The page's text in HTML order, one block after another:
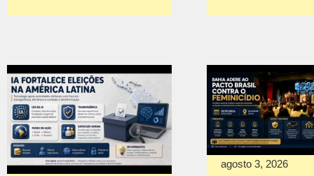
agosto 3, 2026